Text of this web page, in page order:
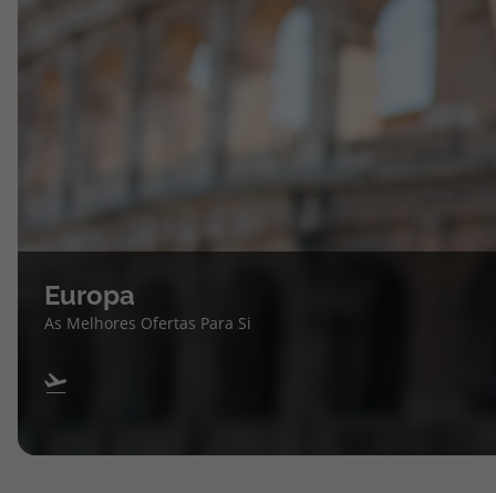
Europa
As Melhores Ofertas Para Si